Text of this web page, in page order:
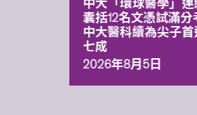
中大「環球醫學」
囊括12名文憑試滿
中大醫科續為尖子
七成
2026年8月5日